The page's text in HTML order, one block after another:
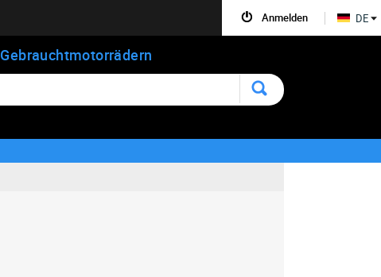
Gebrauchtmotorrädern
Anmelden DE